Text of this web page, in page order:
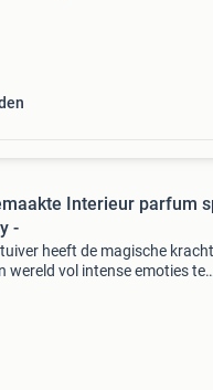
Interieur parfum
-
heeft de magische
wereld vol intense emoties te